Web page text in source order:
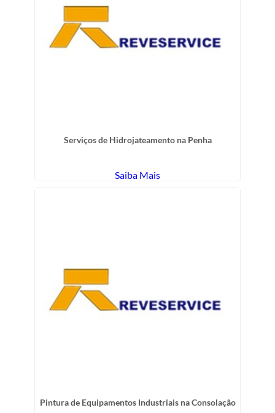
Serviços de Hidrojateamento na Penha
Saiba Mais
Pintura de Equipamentos Industriais na Consolação